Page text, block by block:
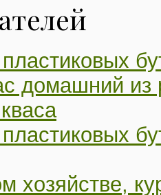
домашний
хозяйстве,